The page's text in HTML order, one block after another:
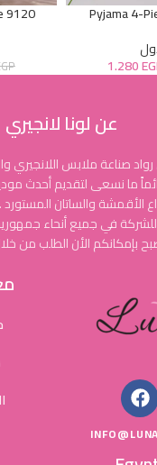
Pyjama 4-
1.280
9120
عن لونا لانجيري
صناعة ملابس اللانجيري
عام 1990 دائماً ما نسعى لتقديم
الأقمشة والساتان
300 موزع للشركة في جميع أنحاء
بإمكانكم الأن الطلب من